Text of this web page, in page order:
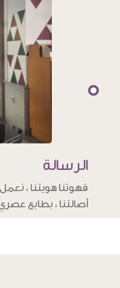
الرسالة
قهوتنا هويتنا ،
أصالتنا ، بطابع